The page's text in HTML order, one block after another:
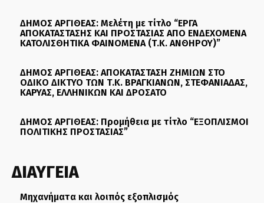
ΔΗΜΟΣ ΑΡΓΙΘΕΑΣ: Μελέτη με τίτλο “ΕΡΓΑ
ΑΠΟΚΑΤΑΣΤΑΣΗΣ ΚΑΙ ΠΡΟΣΤΑΣΙΑΣ ΑΠΟ ΕΝΔΕΧΟΜΕΝΑ
ΚΑΤΟΛΙΣΘΗΤΙΚΑ ΦΑΙΝΟΜΕΝΑ (Τ.Κ. ΑΝΘΗΡΟΥ)”
ΔΗΜΟΣ ΑΡΓΙΘΕΑΣ: ΑΠΟΚΑΤΑΣΤΑΣΗ ΖΗΜΙΩΝ ΣΤΟ
ΟΔΙΚΟ ΔΙΚΤΥΟ ΤΩΝ Τ.Κ. ΒΡΑΓΚΙΑΝΩΝ, ΣΤΕΦΑΝΙΑΔΑΣ,
ΚΑΡΥΑΣ, ΕΛΛΗΝΙΚΩΝ ΚΑΙ ΔΡΟΣΑΤΟ
ΔΗΜΟΣ ΑΡΓΙΘΕΑΣ: Προμήθεια με τίτλο “ΕΞΟΠΛΙΣΜΟΙ
ΠΟΛΙΤΙΚΗΣ ΠΡΟΣΤΑΣΙΑΣ”
ΔΙΑΥΓΕΙΑ
Μηχανήματα και λοιπός εξοπλισμός